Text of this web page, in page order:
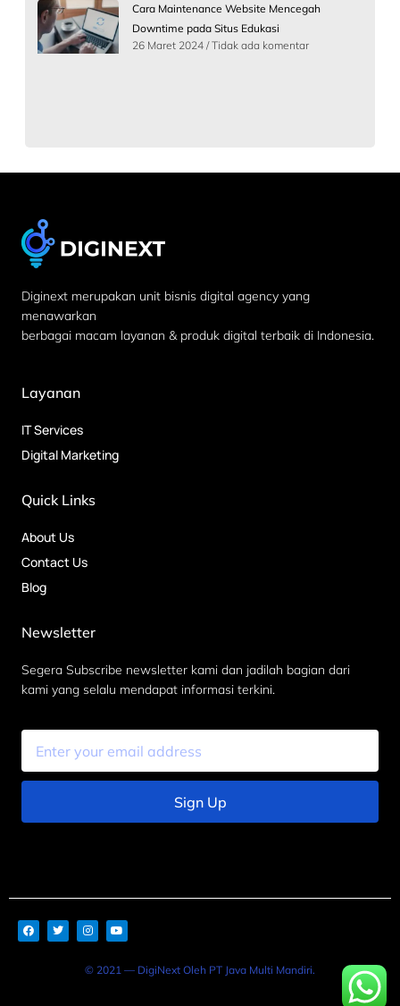
Cara Maintenance Website Mencegah
Downtime pada Situs Edukasi
26 Maret 2024 Tidak ada komentar
Diginext merupakan unit bisnis digital agency yang
menawarkan
berbagai macam layanan & produk digital terbaik di Indonesia.
Layanan
IT Services
Digital Marketing
Quick Links
About Us
Contact Us
Blog
Newsletter
Segera Subscribe newsletter kami dan jadilah bagian dari
kami yang selalu mendapat informasi terkini.
Sign Up
© 2021 — DigiNext Oleh PT Java Multi Mandiri.